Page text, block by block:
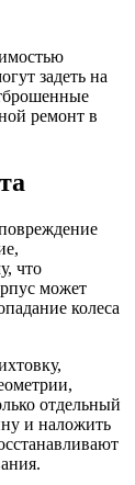
задеть на
ремонт в
что
может
колеса
отдельный
и наложить